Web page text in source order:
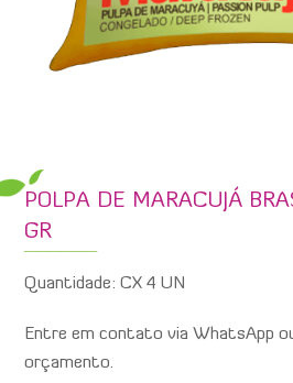
POLPA DE MARACUJÁ
GR
Quantidade: CX 4 UN
Entre em contato via WhatsApp
orçamento.